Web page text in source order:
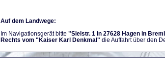
Auf dem Landwege:
Im Navigationsgerät bitte "Sielstr. 1 in 27628 Hagen in
Rechts vom "Kaiser Karl Denkmal" die Auffahrt über den